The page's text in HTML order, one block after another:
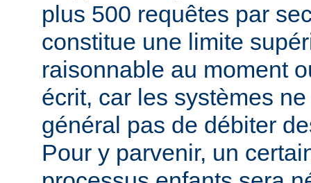
plus 500 requêtes par
constitue une limite
raisonnable au moment
écrit, car les systèmes
général pas de débiter
Pour y parvenir, un